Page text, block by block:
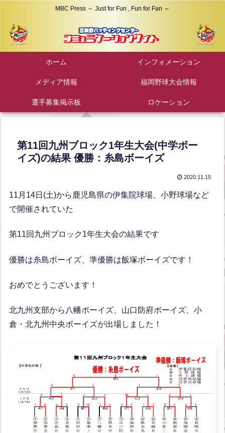
MBC Press ～ Just for Fun , Fun for Fan ～
ホーム インフォメーション
メディア情報 福岡野球大会情報
選手募集掲示板 ロケーション
第11回九州ブロック1年生大会(中学ボー
イズ)の結果 優勝：糸島ボーイズ
2020.11.15
11月14日(土)から鹿児島県の伊集院球場、小野球場など
で開催されていた
第11回九州ブロック1年生大会の結果です
優勝は糸島ボーイズ、準優勝は飯塚ボーイズです！
おめでとうございます！
北九州支部から八幡ボーイズ、山口防府ボーイズ、小
倉・北九州中央ボーイズが出場しました！